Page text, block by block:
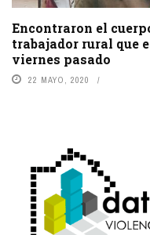
Encontraron el
trabajador rural que
viernes pasado
22 MAYO, 2020